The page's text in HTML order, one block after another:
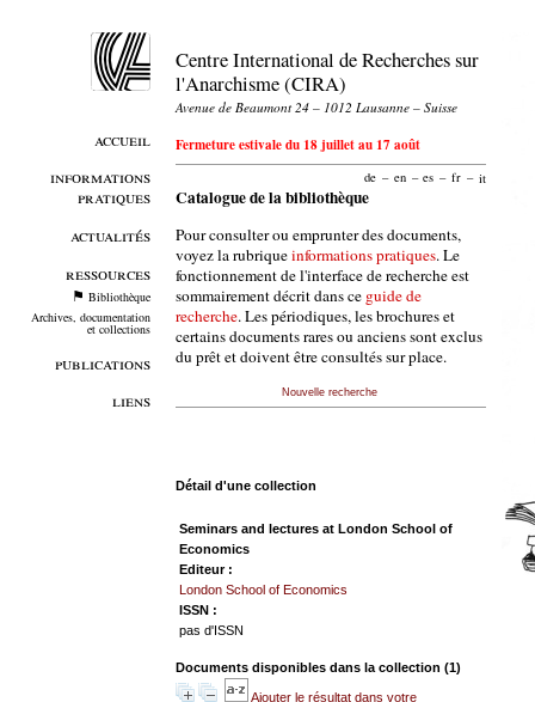
accueil
informations
pratiques
actualités
ressources
Bibliothèque
Archives, documentation
et collections
publications
liens
Centre International de Recherches sur
l'Anarchisme (CIRA)
Avenue de Beaumont 24 – 1012 Lausanne – Suisse
Fermeture estivale du 18 juillet au 17 août
de – en – es – fr – it
Catalogue de la bibliothèque
Pour consulter ou emprunter des documents,
voyez la rubriqueinformations pratiques. Le
fonctionnement de l'interface de recherche est
sommairement décrit dans ce guide de
recherche. Les périodiques, les brochures et
certains documents rares ou anciens sont exclus
du prêt et doivent être consultés sur place.
Nouvelle recherche
Détail d'une collection
Seminars and lectures at London School of
Economics
Editeur :
London School of Economics
ISSN :
pas d'ISSN
Documents disponibles dans la collection (1)
Ajouter le résultat dans votre